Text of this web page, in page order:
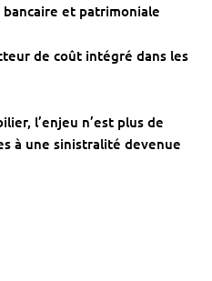
et patrimoniale
de coût intégré dans les
l’enjeu n’est plus de
à une sinistralité devenue